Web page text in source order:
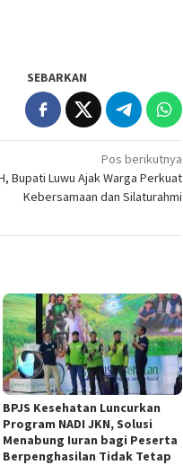
SEBARKAN
Pos berikutnya
Bupati Luwu Ajak Warga Perkuat
Kebersamaan dan Silaturahmi
BPJS Kesehatan Luncurkan
Program NADI JKN, Solusi
Menabung Iuran bagi Peserta
Berpenghasilan Tidak Tetap